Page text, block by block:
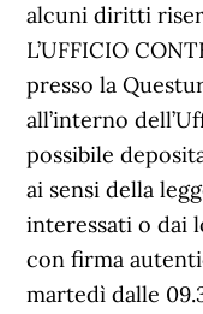
alcuni diritti
L’UFFICIO
presso la
all’interno
possibile
ai sensi della
interessati o dai
con firma
martedì dalle